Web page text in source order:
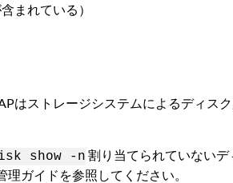
まれている）
はストレージシステムによるディス
show -n 割り当てられていないデ
理ガイドを参照してください。